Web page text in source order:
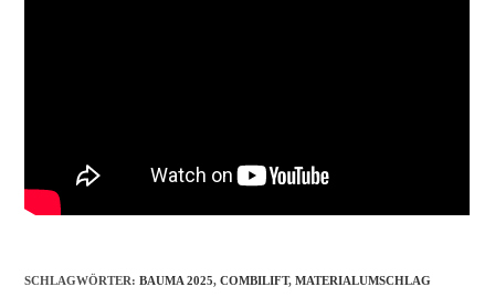
SCHLAGWÖRTER:BAUMA 2025, COMBILIFT, MATERIALUMSCHLAG